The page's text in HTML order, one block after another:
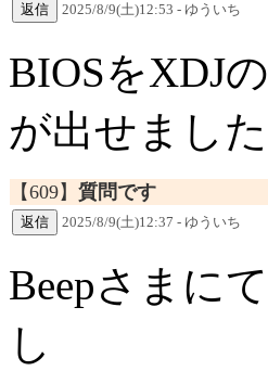
2025/8/9(土)12:53 - ゆういち
BIOSをXDJ
が出せました
【609】 質問です
2025/8/9(土)12:37 - ゆういち
Beepさまに
し